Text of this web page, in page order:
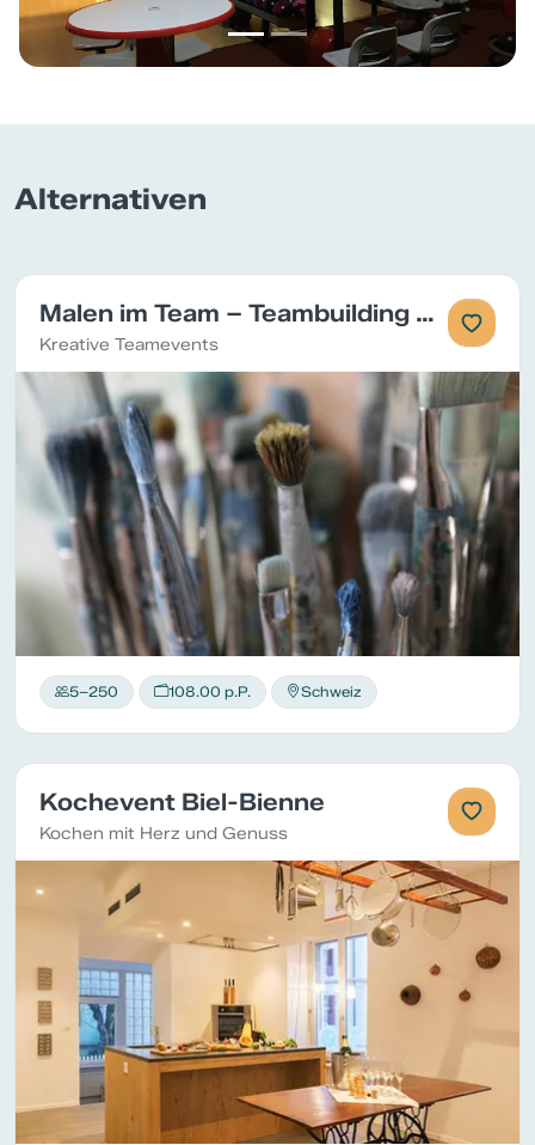
Alternativen
Malen im Team – Teambuilding Events
Kreative Teamevents
5–250 108.00 p.P. Schweiz
Kochevent Biel-Bienne
Kochen mit Herz und Genuss